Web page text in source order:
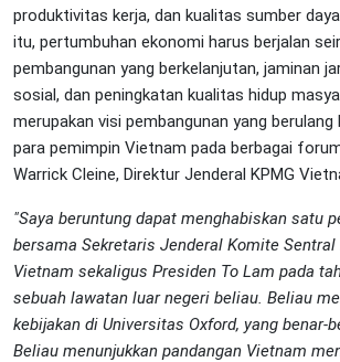
produktivitas kerja, dan kualitas sumber
itu, pertumbuhan ekonomi harus berjalan
pembangunan yang berkelanjutan, jaminan
sosial, dan peningkatan kualitas hidup
merupakan visi pembangunan yang berulang
para pemimpin Vietnam pada berbagai
Warrick Cleine, Direktur Jenderal KPMG
"Saya beruntung dapat menghabiskan satu
bersama Sekretaris Jenderal Komite
Vietnam sekaligus Presiden To Lam pada
sebuah lawatan luar negeri beliau. Beliau
kebijakan di Universitas Oxford, yang benar-
Beliau menunjukkan pandangan Vietnam